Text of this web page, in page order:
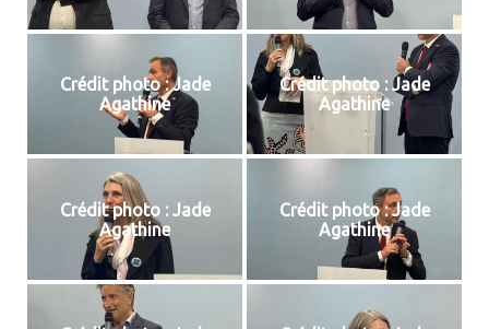
Crédit photo : Jade
Agathine
Crédit photo : Jade
Agathine
Crédit photo : Jade
Agathine
Crédit photo : Jade
Agathine